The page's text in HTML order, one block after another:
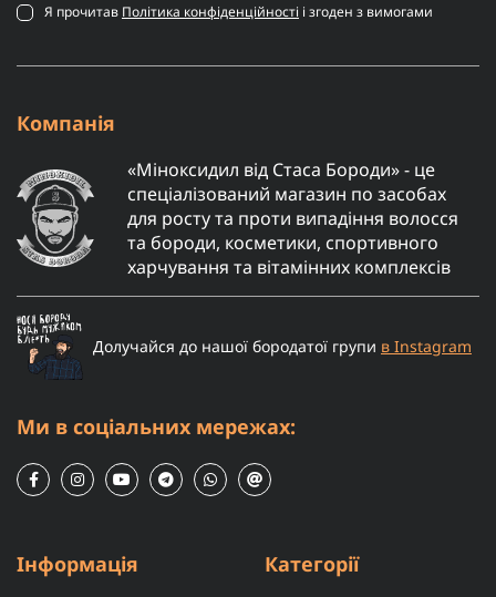
Я прочитав Політика конфіденційності і згоден з вимогами
Компанія
«Міноксидил від Стаса Бороди» - це
спеціалізований магазин по засобах
для росту та проти випадіння волосся
та бороди, косметики, спортивного
харчування та вітамінних комплексів
Долучайся до нашої бородатої групи в Instagram
Ми в соціальних мережах:
Інформація Категорії